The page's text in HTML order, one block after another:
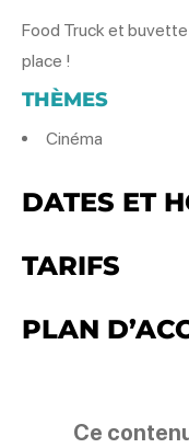
Food Truck et
place !
THÈMES
Cinéma
DATES ET
TARIFS
PLAN
Ce